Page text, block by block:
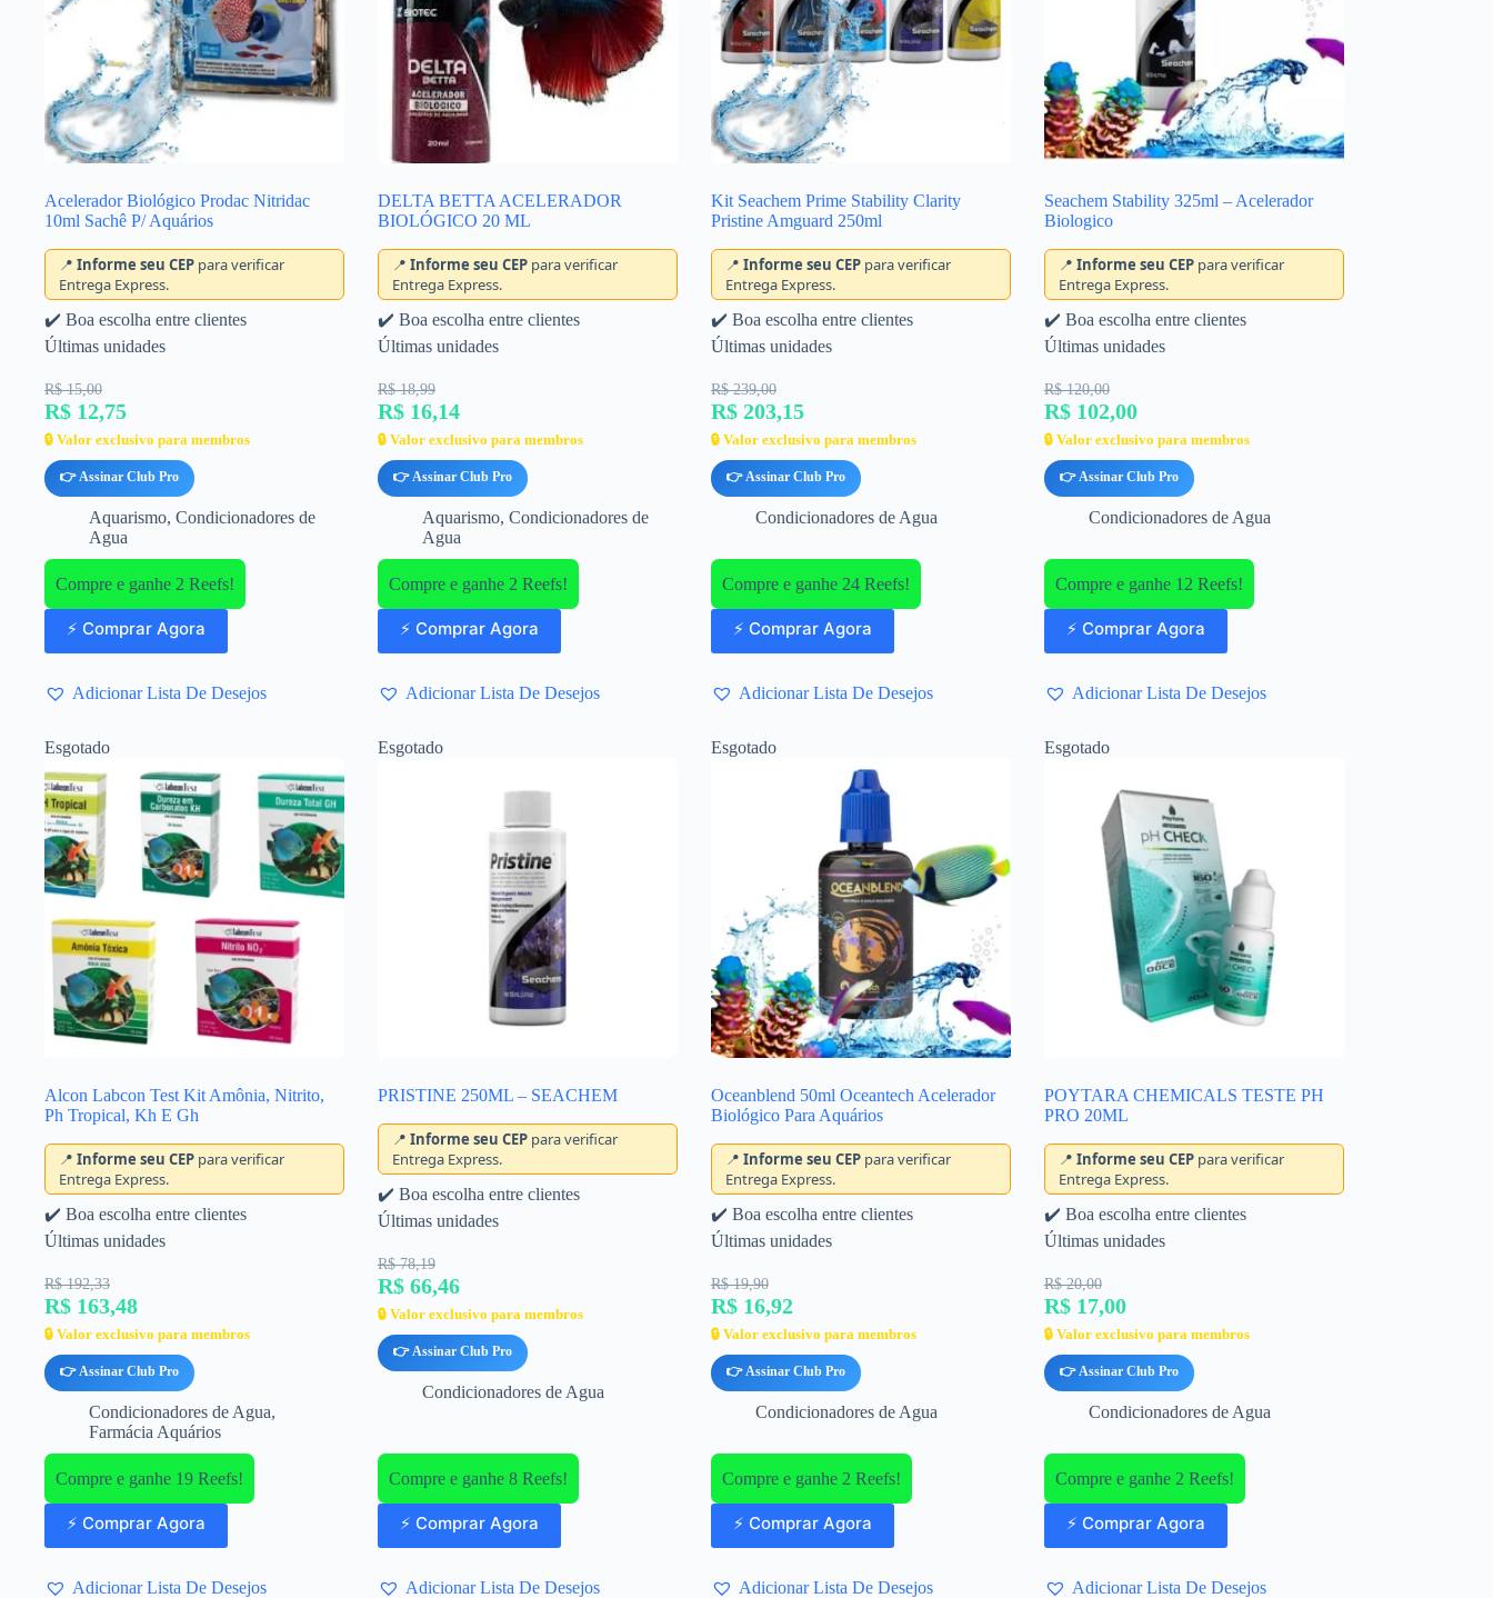
Acelerador Biológico Prodac Nitridac
10ml Sachê P/ Aquários
📍 Informe seu CEP para verificar
Entrega Express.
✔️ Boa escolha entre clientes
Últimas unidades
R$ 15,00
R$ 12,75
🔒 Valor exclusivo para membros
👉 Assinar Club Pro
Aquarismo, Condicionadores de
Agua
Compre e ganhe 2 Reefs!
⚡ Comprar Agora
Adicionar Lista De Desejos
DELTA BETTA ACELERADOR
BIOLÓGICO 20 ML
📍 Informe seu CEPpara verificar
Entrega Express.
✔️ Boa escolha entre clientes
Últimas unidades
R$ 18,99
R$ 16,14
🔒 Valor exclusivo para membros
👉 Assinar Club Pro
Aquarismo, Condicionadores de
Agua
Compre e ganhe 2 Reefs!
⚡ Comprar Agora
Adicionar Lista De Desejos
Kit Seachem Prime Stability Clarity
Pristine Amguard 250ml
📍 Informe seu CEPpara verificar
Entrega Express.
✔️ Boa escolha entre clientes
Últimas unidades
R$ 239,00
R$ 203,15
🔒 Valor exclusivo para membros
👉 Assinar Club Pro
Condicionadores de Agua
Compre e ganhe 24 Reefs!
⚡ Comprar Agora
Adicionar Lista De Desejos
Seachem Stability 325ml – Acelerador
Biologico
📍 Informe seu CEPpara verificar
Entrega Express.
✔️ Boa escolha entre clientes
Últimas unidades
R$ 120,00
R$ 102,00
🔒 Valor exclusivo para membros
👉 Assinar Club Pro
Condicionadores de Agua
Compre e ganhe 12 Reefs!
⚡ Comprar Agora
Adicionar Lista De Desejos
Esgotado
Alcon Labcon Test Kit Amônia, Nitrito,
Ph Tropical, Kh E Gh
📍 Informe seu CEP para verificar
Entrega Express.
✔️ Boa escolha entre clientes
Últimas unidades
R$ 192,33
R$ 163,48
🔒 Valor exclusivo para membros
👉 Assinar Club Pro
Condicionadores de Agua,
Farmácia Aquários
Compre e ganhe 19 Reefs!
⚡ Comprar Agora
Adicionar Lista De Desejos
Esgotado
PRISTINE 250ML – SEACHEM
📍 Informe seu CEPpara verificar
Entrega Express.
✔️ Boa escolha entre clientes
Últimas unidades
R$ 78,19
R$ 66,46
🔒 Valor exclusivo para membros
👉 Assinar Club Pro
Condicionadores de Agua
Compre e ganhe 8 Reefs!
⚡ Comprar Agora
Adicionar Lista De Desejos
Esgotado
Oceanblend 50ml Oceantech Acelerador
Biológico Para Aquários
📍 Informe seu CEPpara verificar
Entrega Express.
✔️ Boa escolha entre clientes
Últimas unidades
R$ 19,90
R$ 16,92
🔒 Valor exclusivo para membros
👉 Assinar Club Pro
Condicionadores de Agua
Compre e ganhe 2 Reefs!
⚡ Comprar Agora
Adicionar Lista De Desejos
Esgotado
POYTARA CHEMICALS TESTE PH
PRO 20ML
📍 Informe seu CEPpara verificar
Entrega Express.
✔️ Boa escolha entre clientes
Últimas unidades
R$ 20,00
R$ 17,00
🔒 Valor exclusivo para membros
👉 Assinar Club Pro
Condicionadores de Agua
Compre e ganhe 2 Reefs!
⚡ Comprar Agora
Adicionar Lista De Desejos